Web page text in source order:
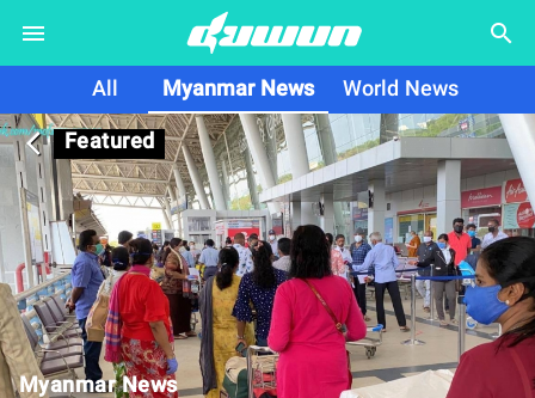
search
All Myanmar News
World News
Featured
arrow_back_ios
Myanmar News